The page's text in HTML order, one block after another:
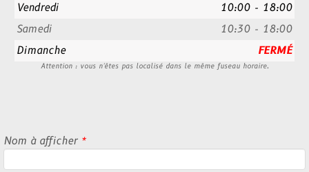
Vendredi
10:00 - 18:00
Samedi
10:30 - 18:00
Dimanche
FERMÉ
Attention : vous n'êtes pas localisé dans le même fuseau horaire.
Nom à afficher *